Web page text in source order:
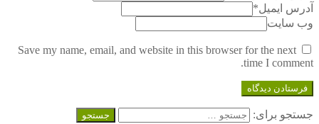
آدرس ایمیل*
وب سایت
Save my name, email, and website in this browser for the next
time I comment.
جستجو برای: